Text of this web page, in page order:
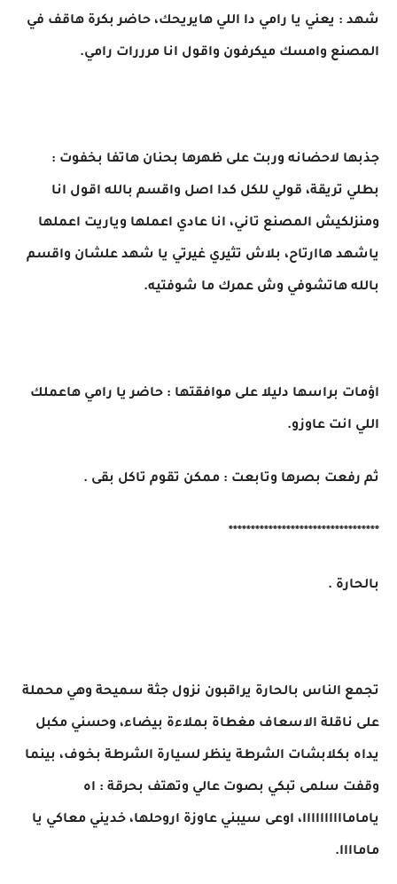
شهد : يعني يا رامي دا اللي هايريحك، حاضر بكرة هاقف في
المصنع وامسك ميكرفون واقول انا مرررات رامي.
جذبها لاحضانه وربت على ظهرها بحنان هاتفا بخفوت :
بطلي تريقة، قولي للكل كدا اصل واقسم بالله اقول انا
ومنزلكيش المصنع تاني، انا عادي اعملها وياريت اعملها
ياشهد هاارتاح، بلاش تثيري غيرتي يا شهد علشان واقسم
بالله هاتشوفي وش عمرك ما شوفتيه.
اؤمات براسها دليلا على موافقتها : حاضر يا رامي هاعملك
اللي انت عاوزو.
ثم رفعت بصرها وتابعت : ممكن تقوم تاكل بقى .
**********************************
بالحارة .
تجمع الناس بالحارة يراقبون نزول جثة سميحة وهي محملة
على ناقلة الاسعاف مغطاة بملاءة بيضاء، وحسني مكبل
يداه بكلابشات الشرطة ينظر لسيارة الشرطة بخوف، بينما
وقفت سلمى تبكي بصوت عالي وتهتف بحرقة : اه
ياماماااااااااا، اوعى سيبني عاوزة اروحلها، خديني معاكي يا
ماماااا.